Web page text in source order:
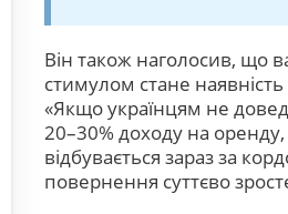
Він також наголосив, що
стимулом стане
«Якщо українцям не
20–30% доходу на
відбувається зараз за
повернення суттєво